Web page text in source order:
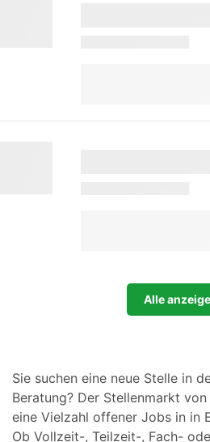
Alle
Sie suchen eine neue Stelle in
Beratung? Der Stellenmarkt
eine Vielzahl offener Jobs in in
Ob Vollzeit-, Teilzeit-, Fach-